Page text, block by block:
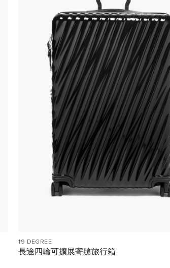
19 DEGREE
長途四輪可擴展寄艙旅行箱